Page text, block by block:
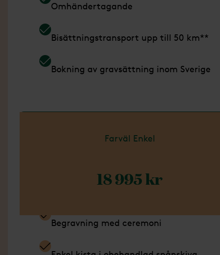
Omhändertagande
Bisättningstransport upp till 50 km**
Bokning av gravsättning inom Sverige
Farväl Enkel
18 995 kr
Ingår i detta paket
Begravning med ceremoni